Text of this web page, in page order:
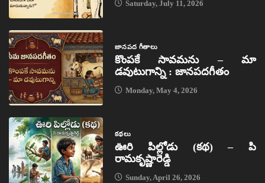
Saturday, July 11, 2026
జానపద గీతాలు
కొంపకే సావమను – మా
డవుటుగాన్ని : జానపదగీతం
Monday, May 4, 2026
కథలు
ఊరి పిల్లోడు (కథ) – పి
రామకృష్ణారెడ్డి
Sunday, April 26, 2026